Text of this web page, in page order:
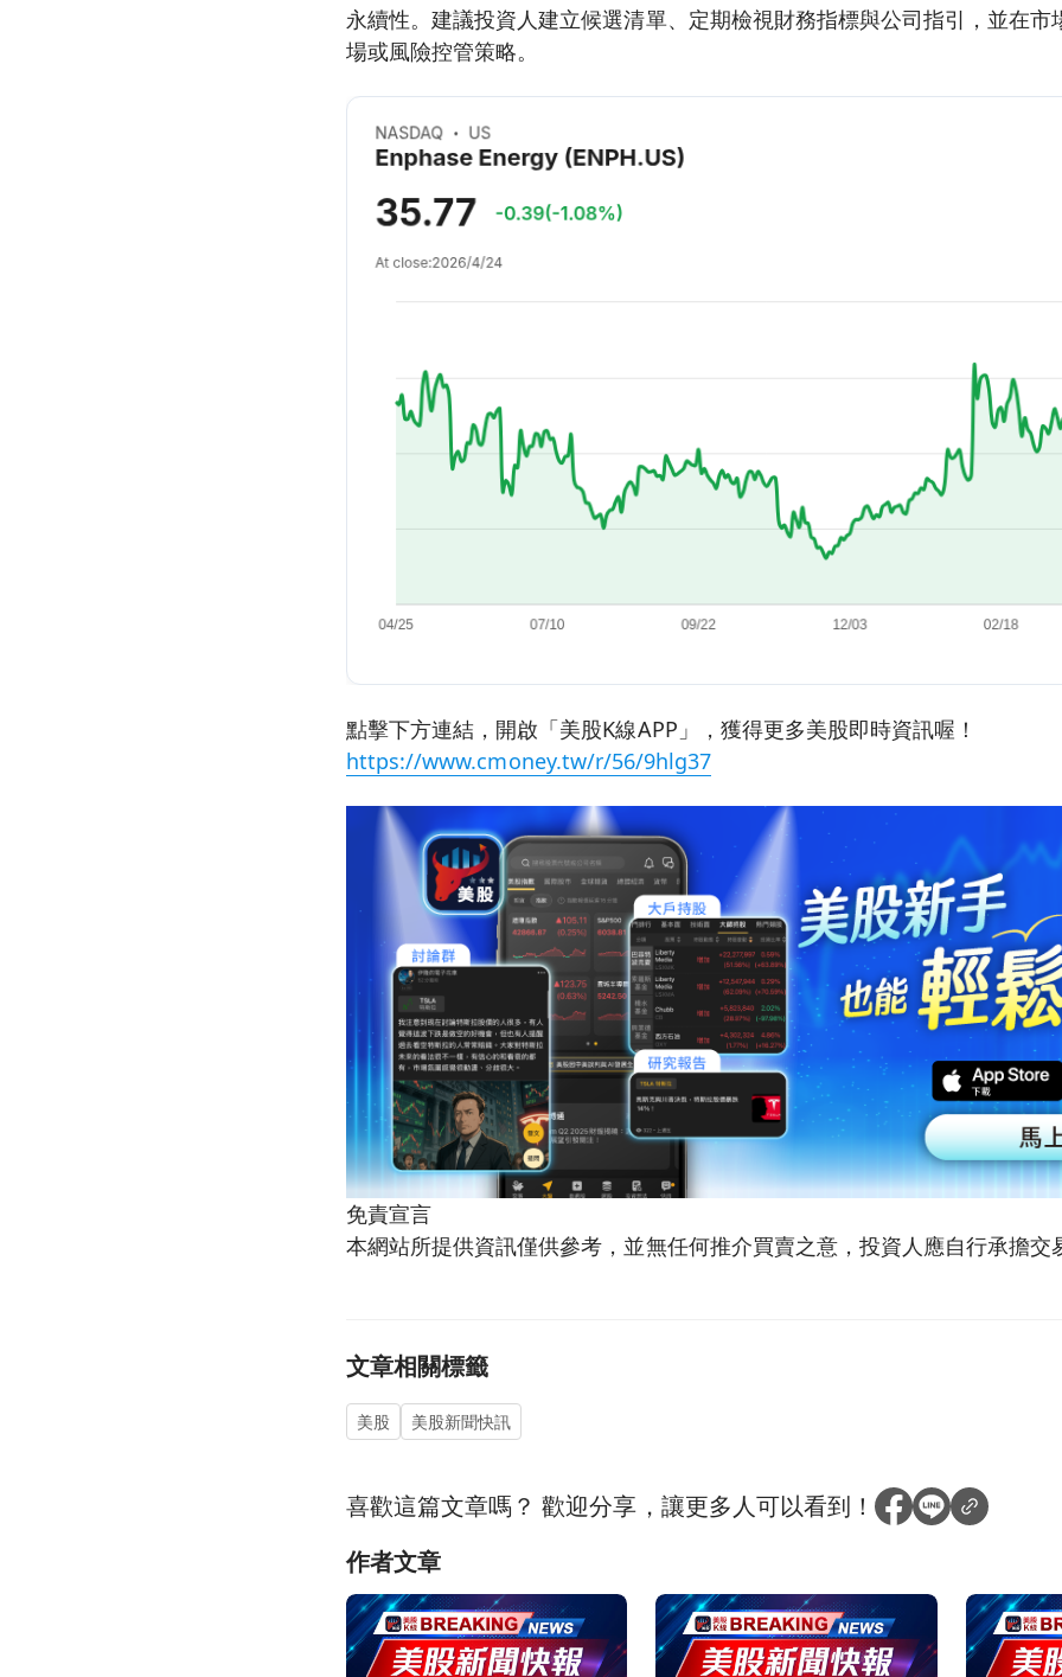
永續性。建議投資人建立候選清單、定期檢視財務指標與公司指引，並在市
場或風險控管策略。
點擊下方連結，開啟「美股K線APP」，獲得更多美股即時資訊喔！
https://www.cmoney.tw/r/56/9hlg37
免責宣言
本網站所提供資訊僅供參考，並無任何推介買賣之意，投資人應自行承擔交
文章相關標籤
美股 美股新聞快訊
喜歡這篇文章嗎？歡迎分享，讓更多人可以看到！
作者文章